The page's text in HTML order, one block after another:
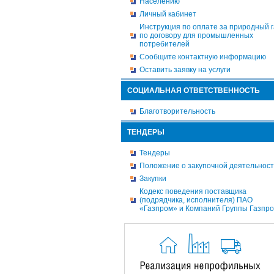
Личный кабинет
Инструкция по оплате за природный
по договору для промышленных
потребителей
Сообщите контактную информацию
Оставить заявку на услуги
СОЦИАЛЬНАЯ ОТВЕТСТВЕННОСТЬ
Благотворительность
ТЕНДЕРЫ
Тендеры
Положение о закупочной
Закупки
Кодекс поведения поставщика
(подрядчика, исполнителя) ПАО
«Газпром» и Компаний Группы